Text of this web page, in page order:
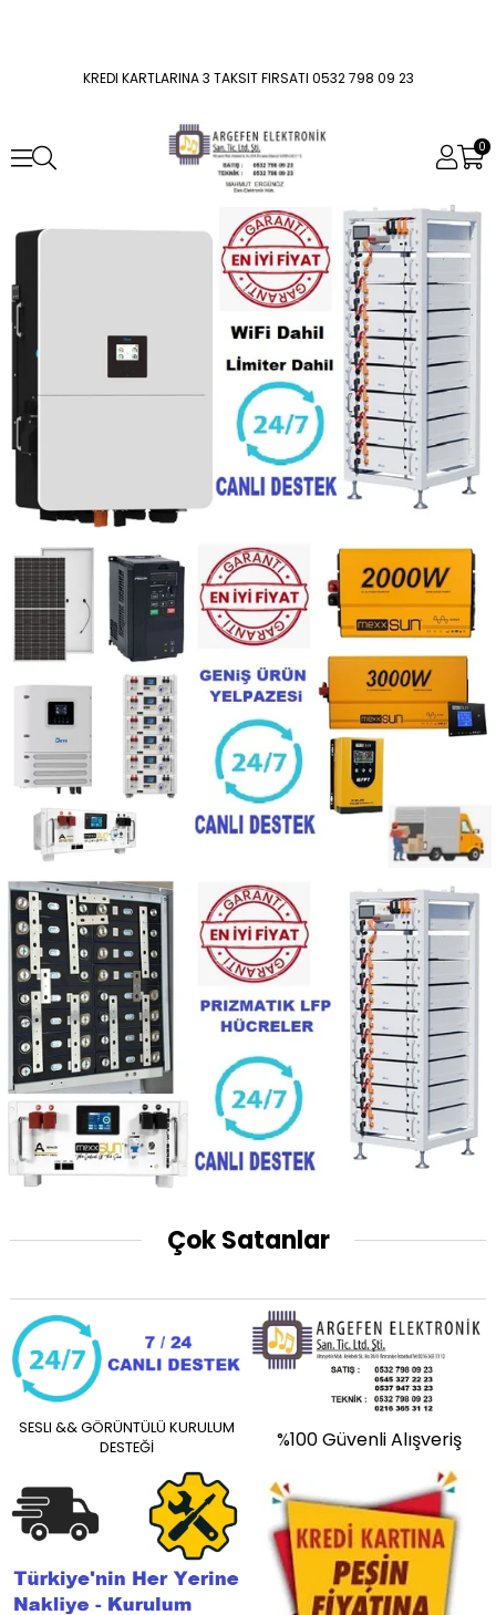
KREDI KARTLARINA 3 TAKSIT FIRSATI 0532 798 09 23
0
Çok Satanlar
SESLI && GÖRÜNTÜLÜ KURULUM
DESTEĞİ
%100 Güvenli Alışveriş